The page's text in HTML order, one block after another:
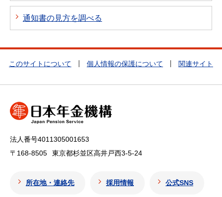
通知書の見方を調べる
このサイトについて 個人情報の保護について 関連サイト
法人番号4011305001653
〒168-8505
東京都杉並区高井戸西3-5-24
所在地・連絡先 採用情報 公式SNS